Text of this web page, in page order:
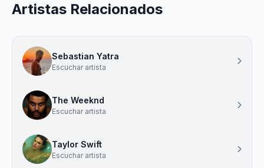
Artistas Relacionados
Sebastian Yatra
Escuchar artista
The Weeknd
Escuchar artista
Taylor Swift
Escuchar artista